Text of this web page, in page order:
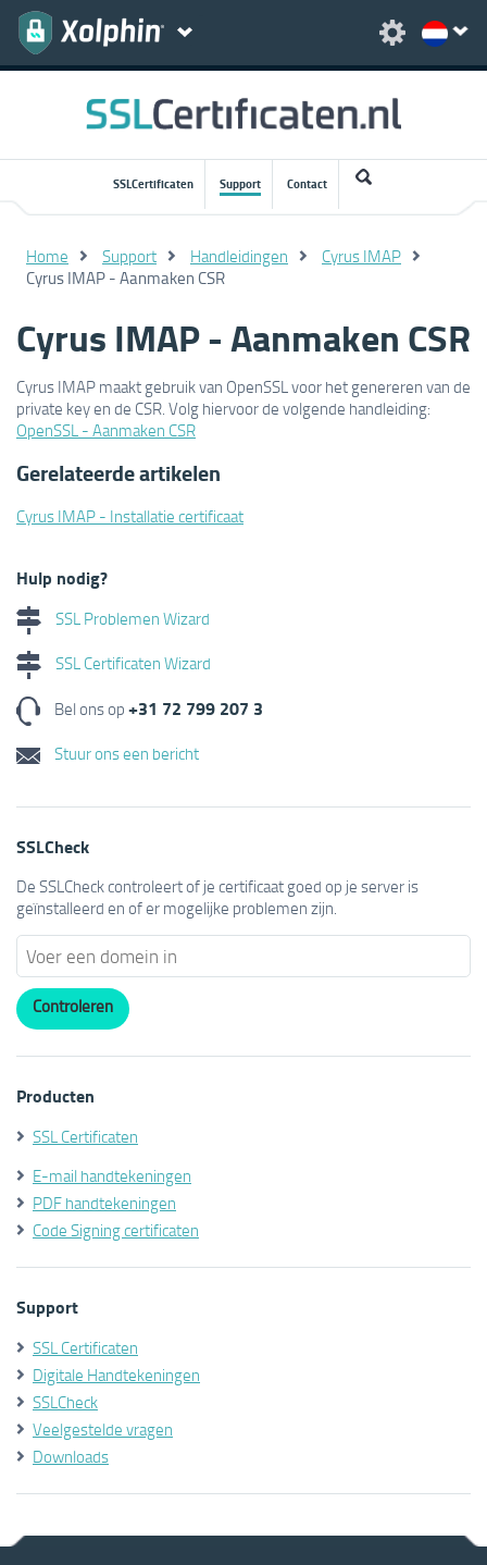
SSLCertificaten Support Contact
Home Support Handleidingen Cyrus IMAP
Cyrus IMAP - Aanmaken CSR
Cyrus IMAP - Aanmaken CSR
Cyrus IMAP maakt gebruik van OpenSSL voor het genereren van de
private key en de CSR. Volg hiervoor de volgende handleiding:
OpenSSL - Aanmaken CSR
Gerelateerde artikelen
Cyrus IMAP - Installatie certificaat
Hulp nodig?
SSL Problemen Wizard
SSL Certificaten Wizard
Bel ons op +31 72 799 207 3
Stuur ons een bericht
SSLCheck
De SSLCheck controleert of je certificaat goed op je server is
geïnstalleerd en of er mogelijke problemen zijn.
Producten
SSL Certificaten
E-mail handtekeningen
PDF handtekeningen
Code Signing certificaten
Support
SSL Certificaten
Digitale Handtekeningen
SSLCheck
Veelgestelde vragen
Downloads